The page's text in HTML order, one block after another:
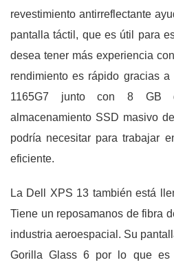
revestimiento antirreflectante
pantalla táctil, que es útil para
desea tener más experiencia
rendimiento es rápido gracias
1165G7 junto con 8 GB
almacenamiento SSD masivo
podría necesitar para trabajar
eficiente.
La Dell XPS 13 también está
Tiene un reposamanos de fibra
industria aeroespacial. Su
Gorilla Glass 6 por lo que es